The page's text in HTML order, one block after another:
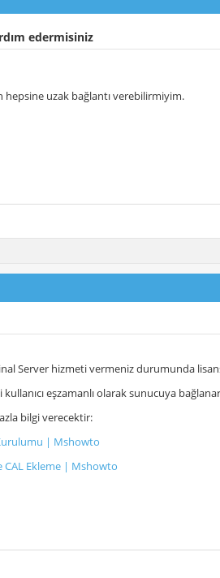
edermisiniz
uzak bağlantı verebilirmiyim.
Server hizmeti vermeniz durumunda
eşzamanlı olarak sunucuya
bilgi verecektir:
| Mshowto
CAL Ekleme | Mshowto